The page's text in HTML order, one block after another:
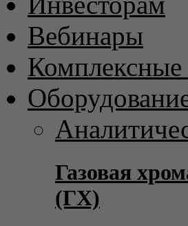
Вебинары
Газовая
(ГХ)